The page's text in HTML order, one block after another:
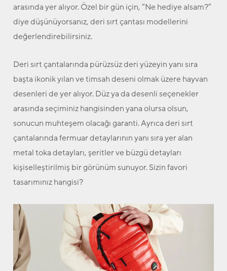
arasında yer alıyor. Özel bir gün için, “Ne hediye alsam?”
diye düşünüyorsanız, deri sırt çantası modellerini
değerlendirebilirsiniz.
Deri sırt çantalarında pürüzsüz deri yüzeyin yanı sıra
başta ikonik yılan ve timsah deseni olmak üzere hayvan
desenleri de yer alıyor. Düz ya da desenli seçenekler
arasında seçiminiz hangisinden yana olursa olsun,
sonucun muhteşem olacağı garanti. Ayrıca deri sırt
çantalarında fermuar detaylarının yanı sıra yer alan
metal toka detayları, şeritler ve büzgü detayları
kişiselleştirilmiş bir görünüm sunuyor. Sizin favori
tasarımınız hangisi?